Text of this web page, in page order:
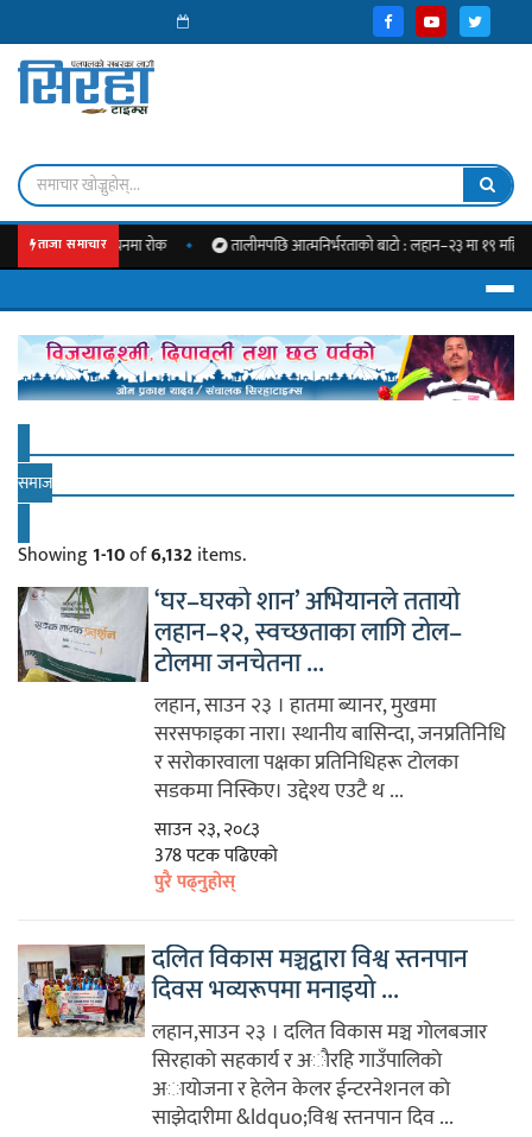
ताजा समाचार
कार्यान्वयनमा रोक तालीमपछि आत्मनिर्भरताको बाटो : लहान–२३ मा १९ महिलालाई
समाज
Showing1-10of6,132items.
‘घर–घरको शान’ अभियानले ततायो
लहान–१२, स्वच्छताका लागि टोल–
टोलमा जनचेतना ...
लहान, साउन २३ । हातमा ब्यानर, मुखमा
सरसफाइका नारा। स्थानीय बासिन्दा, जनप्रतिनिधि
र सरोकारवाला पक्षका प्रतिनिधिहरू टोलका
सडकमा निस्किए। उद्देश्य एउटै थ ...
साउन २३, २०८३
378 पटक पढिएको
पुरै पढ्नुहोस्
दलित विकास मञ्चद्वारा विश्व स्तनपान
दिवस भव्यरूपमा मनाइयो ...
लहान,साउन २३ । दलित विकास मञ्च गाेलबजार
सिरहाकाे सहकार्य र अाैरहि गाउँपालिकाे
अायाेजना र हेलेन केलर ईन्टरनेशनल काे
साझेदारीमा &ldquo;विश्व स्तनपान दिव ...